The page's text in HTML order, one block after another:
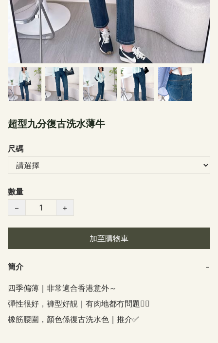
超型九分復古洗水薄牛
尺碼
數量
−
+
加至購物車
簡介 −
四季偏薄｜非常適合香港意外～
彈性很好，褲型好靚｜有肉地都冇問題👍🏻
橡筋腰圍，顏色係復古洗水色｜推介✅